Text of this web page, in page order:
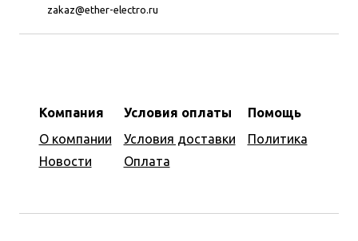
zakaz@ether-electro.ru
Компания
О компании
Новости
Условия оплаты
Условия доставки
Оплата
Помощь
Политика